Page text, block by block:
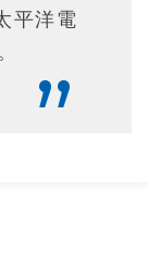
平洋電